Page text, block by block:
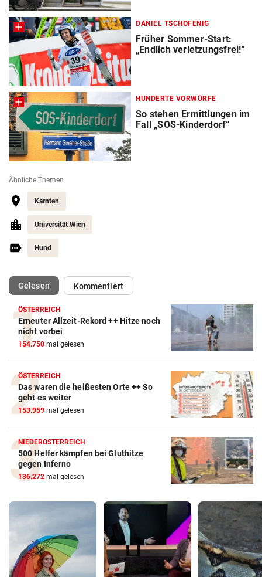
DANIEL TSCHOFENIG
Früher Sommer-Start:
„Endlich verletzungsfrei!“
HUNDERTE VORWÜRFE
So stehen Ermittlungen im
Fall „SOS-Kinderdorf“
Ähnliche Themen
Kärnten
Universität Wien
Hund
Gelesen(ausgewählt)Kommentiert
ÖSTERREICH
Erneuter Allzeit-Rekord ++ Hitze noch
nicht vorbei
154.750 mal gelesen
ÖSTERREICH
Das waren die heißesten Orte ++ So
geht es weiter
153.959 mal gelesen
NIEDERÖSTERREICH
500 Helfer kämpfen bei Gluthitze
gegen Inferno
136.272 mal gelesen